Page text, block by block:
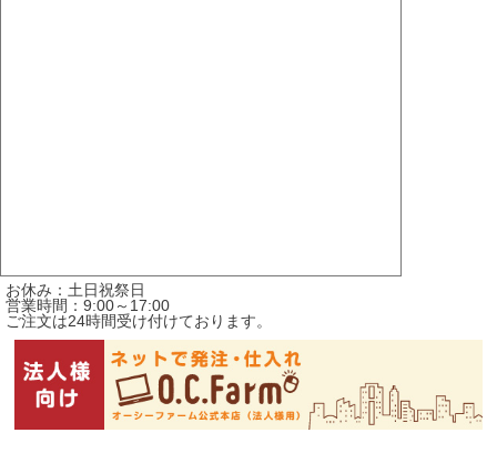
お休み：土日祝祭日
営業時間：9:00～17:00
ご注文は24時間受け付けております。